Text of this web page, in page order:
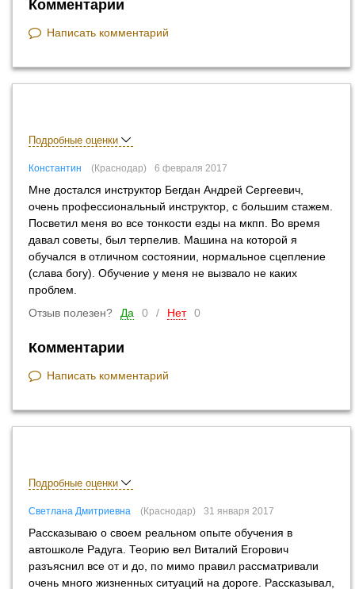
Комментарии
Написать комментарий
Подробные оценки
Константин Краснодар 6 февраля 2017
Мне достался инструктор Бегдан Андрей Сергеевич,
очень профессиональный инструктор, с большим стажем.
Посветил меня во все тонкости езды на мкпп. Во время
давал советы, был терпелив. Машина на которой я
обучался в отличном состоянии, нормальное сцепление
(слава богу). Обучение у меня не вызвало не каких
проблем.
Отзыв полезен?
Да 0 / Нет 0
Комментарии
Написать комментарий
Подробные оценки
Светлана Дмитриевна Краснодар 31 января 2017
Рассказываю о своем реальном опыте обучения в
автошколе Радуга. Теорию вел Виталий Егорович
разъяснил все от и до, по мимо правил рассматривали
очень много жизненных ситуаций на дороге. Рассказывал,